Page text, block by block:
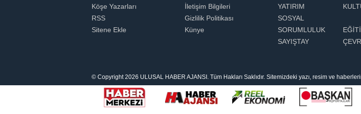
Köşe Yazarları
RSS
Sitene Ekle
İletişim Bilgileri
Gizlilik Politikası
Künye
YATIRIM
SOSYAL
SORUMLULUK
SAYIŞTAY
© Copyright 2026 ULUSAL HABER AJANSI. Tüm Hakları Saklıdır. Sitemizdeki yazı, resim ve